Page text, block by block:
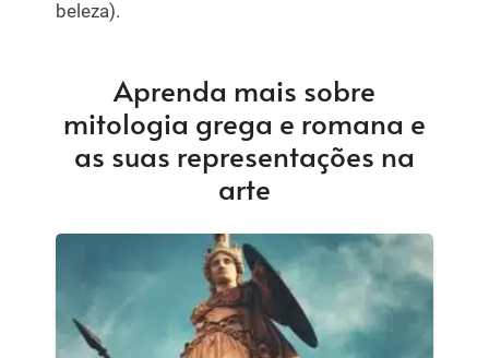
beleza).
Aprenda mais sobre
mitologia grega e romana e
as suas representações na
arte